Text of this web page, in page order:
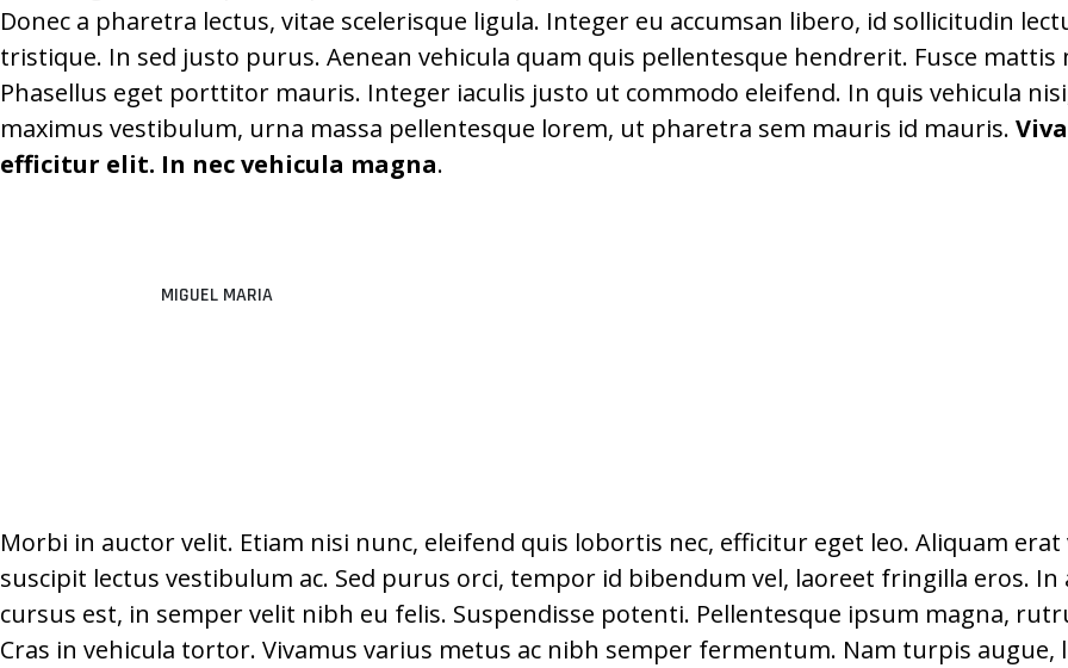
Donec a pharetra lectus, vitae scelerisque ligula. Integer eu accumsan libero, id sollicitudin
tristique. In sed justo purus. Aenean vehicula quam quis pellentesque hendrerit. Fusce
Phasellus eget porttitor mauris. Integer iaculis justo ut commodo eleifend. In quis vehicula
maximus vestibulum, urna massa pellentesque lorem, ut pharetra sem mauris id mauris.
efficitur elit. In nec vehicula magna.
MIGUEL MARIA
Morbi in auctor velit. Etiam nisi nunc, eleifend quis lobortis nec, efficitur eget leo. Aliquam
suscipit lectus vestibulum ac. Sed purus orci, tempor id bibendum vel, laoreet fringilla eros.
cursus est, in semper velit nibh eu felis. Suspendisse potenti. Pellentesque ipsum magna,
Cras in vehicula tortor. Vivamus varius metus ac nibh semper fermentum. Nam turpis